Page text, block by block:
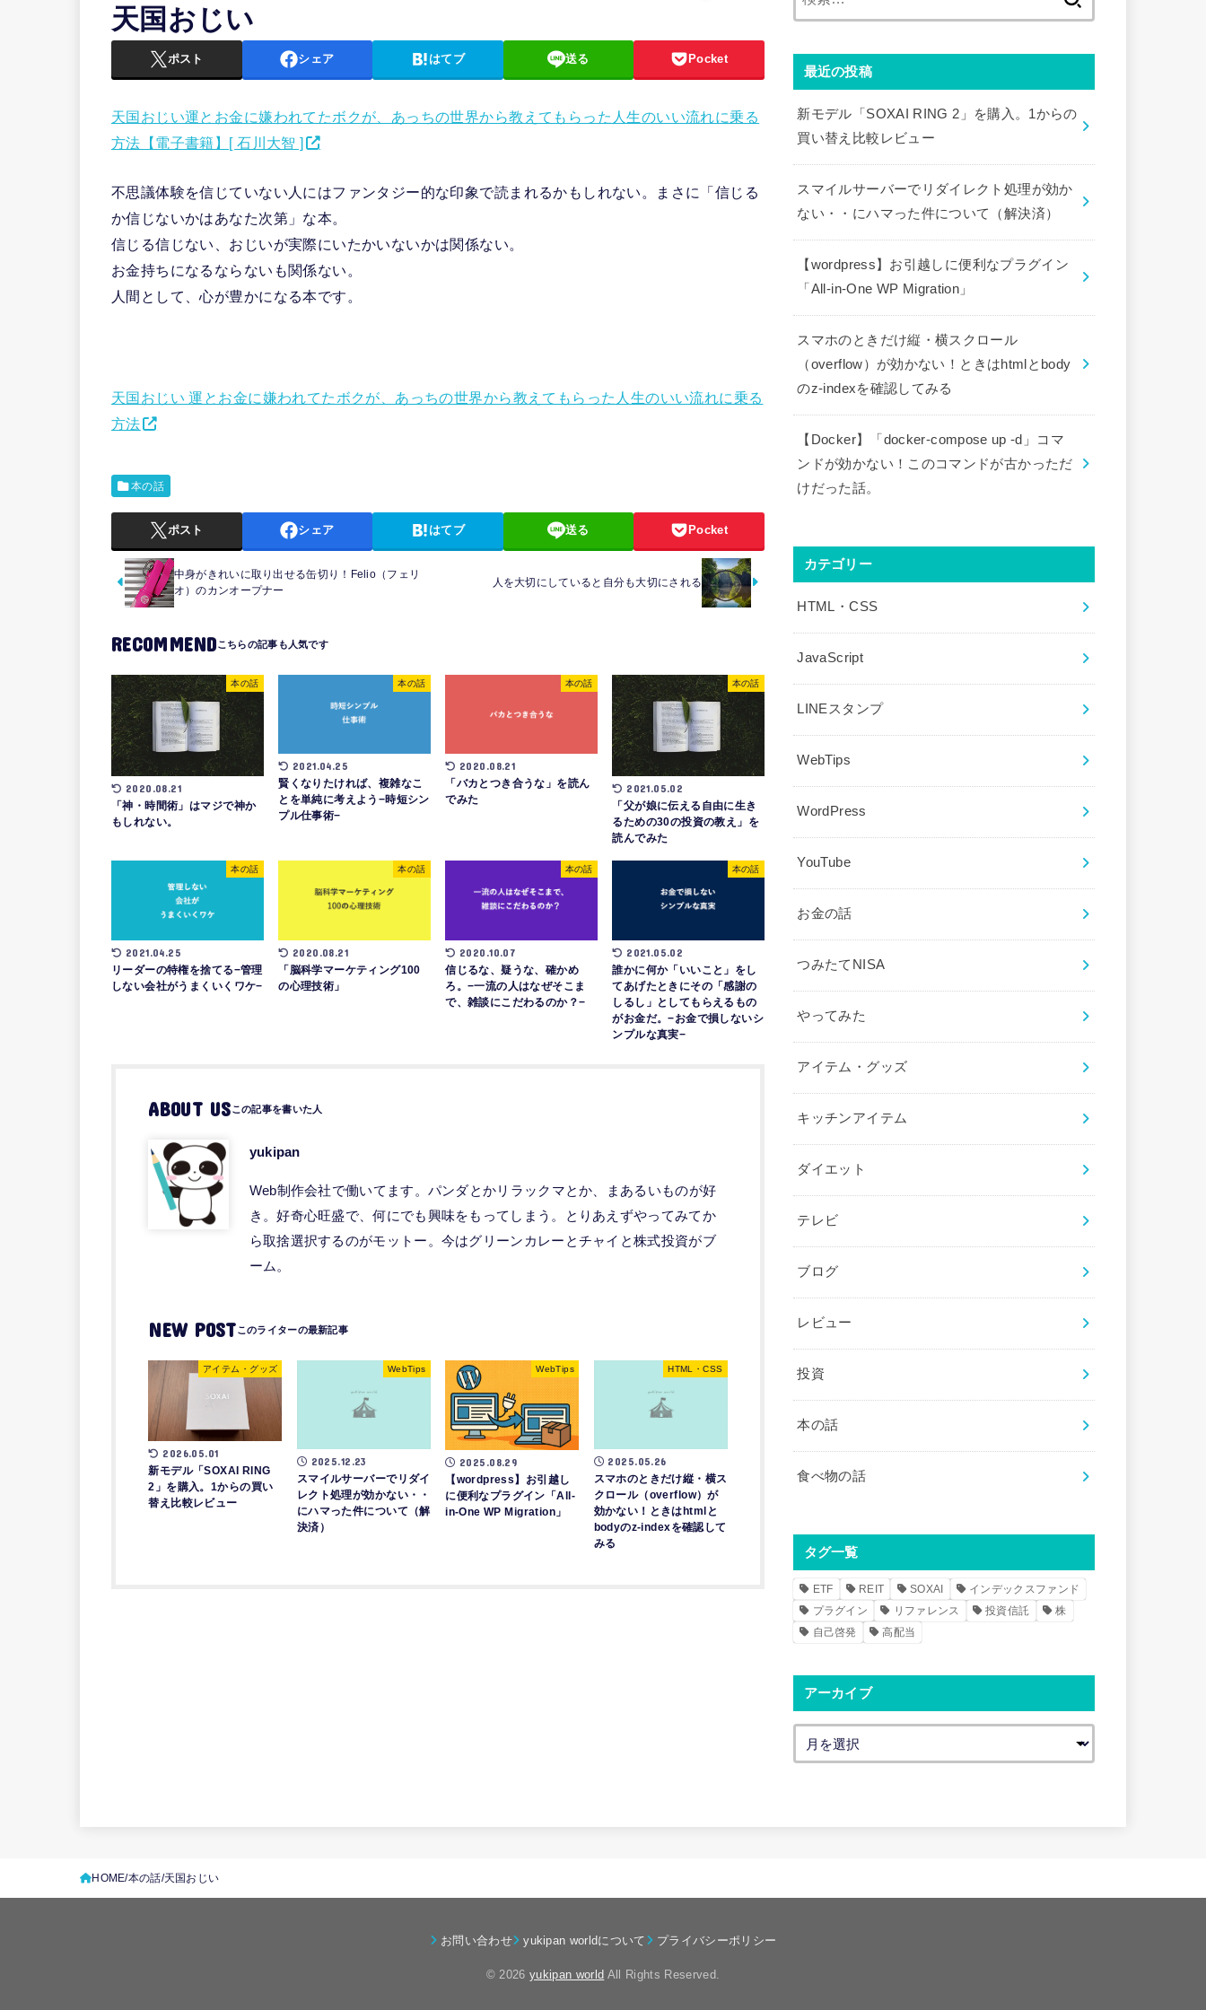
天国おじい
ポスト シェア はてブ 送る Pocket
天国おじい運とお金に嫌われてたボクが、あっちの世界から教えてもらった人生のいい流れに乗る
方法【電子書籍】[ 石川大智 ]
不思議体験を信じていない人にはファンタジー的な印象で読まれるかもしれない。まさに「信じる
か信じないかはあなた次第」な本。
信じる信じない、おじいが実際にいたかいないかは関係ない。
お金持ちになるならないも関係ない。
人間として、心が豊かになる本です。
天国おじい 運とお金に嫌われてたボクが、あっちの世界から教えてもらった人生のいい流れに乗る
方法
本の話
ポスト シェア はてブ 送る Pocket
中身がきれいに取り出せる缶切り！Felio（フェリ
オ）のカンオープナー
人を大切にしていると自分も大切にされる
RECOMMEND
本の話
2020.08.21
「神・時間術」はマジで神か
もしれない。
本の話
2021.04.25
賢くなりたければ、複雑なこ
とを単純に考えよう−時短シン
プル仕事術−
本の話
2020.08.21
「バカとつき合うな」を読ん
でみた
本の話
2021.05.02
「父が娘に伝える自由に生き
るための30の投資の教え」を
読んでみた
本の話
2021.04.25
リーダーの特権を捨てる−管理
しない会社がうまくいくワケ−
本の話
2020.08.21
「脳科学マーケティング100
の心理技術」
本の話
2020.10.07
信じるな、疑うな、確かめ
ろ。−一流の人はなぜそこま
で、雑談にこだわるのか？−
本の話
2021.05.02
誰かに何か「いいこと」をし
てあげたときにその「感謝の
しるし」としてもらえるもの
がお金だ。−お金で損しないシ
ンプルな真実−
ABOUT US
yukipan
Web制作会社で働いてます。パンダとかリラックマとか、まあるいものが好
き。好奇心旺盛で、何にでも興味をもってしまう。とりあえずやってみてか
ら取捨選択するのがモットー。今はグリーンカレーとチャイと株式投資がブ
ーム。
NEW POST
アイテム・グッズ
2026.05.01
新モデル「SOXAI RING
2」を購入。1からの買い
替え比較レビュー
WebTips
2025.12.23
スマイルサーバーでリダイ
レクト処理が効かない・・
にハマった件について（解
決済）
WebTips
2025.08.29
【wordpress】お引越し
に便利なプラグイン「All-
in-One WP Migration」
HTML・CSS
2025.05.26
スマホのときだけ縦・横ス
クロール（overflow）が
効かない！ときはhtmlと
bodyのz-indexを確認して
みる
最近の投稿
新モデル「SOXAI RING 2」を購入。1からの
買い替え比較レビュー
スマイルサーバーでリダイレクト処理が効か
ない・・にハマった件について（解決済）
【wordpress】お引越しに便利なプラグイン
「All-in-One WP Migration」
スマホのときだけ縦・横スクロール
（overflow）が効かない！ときはhtmlとbody
のz-indexを確認してみる
【Docker】「docker-compose up -d」コマ
ンドが効かない！このコマンドが古かっただ
けだった話。
カテゴリー
HTML・CSS
JavaScript
LINEスタンプ
WebTips
WordPress
YouTube
お金の話
つみたてNISA
やってみた
アイテム・グッズ
キッチンアイテム
ダイエット
テレビ
ブログ
レビュー
投資
本の話
食べ物の話
タグ一覧
ETF REIT SOXAI
インデックスファンド
プラグイン
リファレンス 投資信託
株
自己啓発
高配当
アーカイブ
HOME 本の話 天国おじい
お問い合わせ yukipan worldについて プライバシーポリシー
© 2026yukipan world All Rights Reserved.